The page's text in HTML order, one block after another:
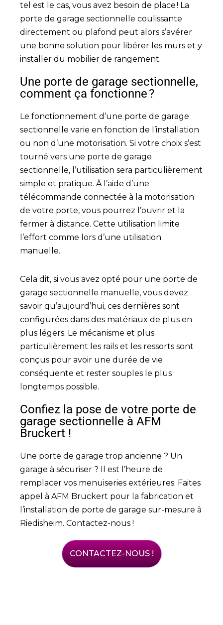
tel est le cas, vous avez besoin de place ! La
porte de garage sectionnelle coulissante
directement ou plafond peut alors s’avérer
une bonne solution pour libérer les murs et y
installer du mobilier de rangement.
Une porte de garage sectionnelle,
comment ça fonctionne ?
Le fonctionnement d’une porte de garage
sectionnelle varie en fonction de l’installation
ou non d’une motorisation. Si votre choix s’est
tourné vers une porte de garage
sectionnelle, l’utilisation sera particulièrement
simple et pratique. À l’aide d’une
télécommande connectée à la motorisation
de votre porte, vous pourrez l’ouvrir et la
fermer à distance. Cette utilisation limite
l’effort comme lors d’une utilisation
manuelle.
Cela dit, si vous avez opté pour une porte de
garage sectionnelle manuelle, vous devez
savoir qu’aujourd’hui, ces dernières sont
configurées dans des matériaux de plus en
plus légers. Le mécanisme et plus
particulièrement les rails et les ressorts sont
conçus pour avoir une durée de vie
conséquente et rester souples le plus
longtemps possible.
Confiez la pose de votre porte de
garage sectionnelle à AFM
Bruckert !
Une porte de garage trop ancienne ? Un
garage à sécuriser ? Il est l’heure de
remplacer vos menuiseries extérieures. Faites
appel à AFM Bruckert pour la fabrication et
l’installation de porte de garage sur-mesure à
Riedisheim. Contactez-nous !
CONTACTEZ-NOUS !